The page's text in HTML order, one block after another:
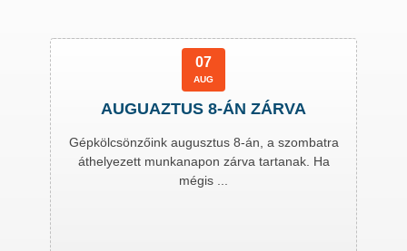
07
AUG
AUGUAZTUS 8-ÁN ZÁRVA
Gépkölcsönzőink augusztus 8-án, a szombatra
áthelyezett munkanapon zárva tartanak. Ha
mégis ...